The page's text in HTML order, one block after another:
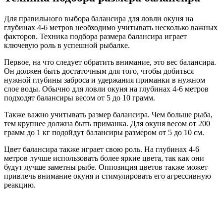
Для правильного выбора балансира для ловли окуня на
глубинах 4-6 метров необходимо учитывать несколько важных
факторов. Техника подбора размера балансира играет
ключевую роль в успешной рыбалке.
Первое, на что следует обратить внимание, это вес балансира.
Он должен быть достаточным для того, чтобы добиться
нужной глубины заброса и удержания приманки в нужном
слое воды. Обычно для ловли окуня на глубинах 4-6 метров
подходят балансиры весом от 5 до 10 грамм.
Также важно учитывать размер балансира. Чем больше рыба,
тем крупнее должна быть приманка. Для окуня весом от 200
грамм до 1 кг подойдут балансиры размером от 5 до 10 см.
Цвет балансира также играет свою роль. На глубинах 4-6
метров лучше использовать более яркие цвета, так как они
будут лучше заметны рыбе. Оппозиция цветов также может
привлечь внимание окуня и стимулировать его агрессивную
реакцию.